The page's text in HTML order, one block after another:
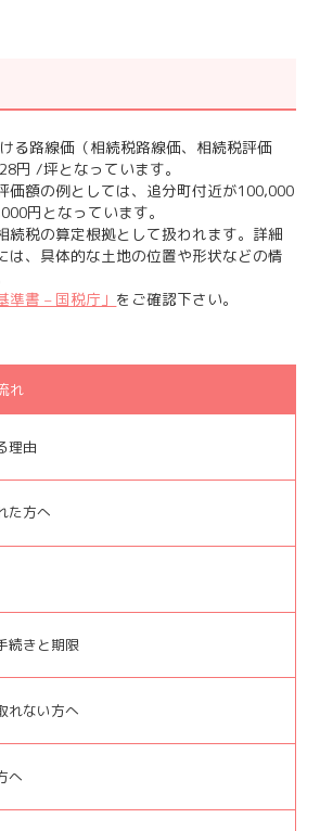
る路線価（相続税路線価、相続税評価
円 /坪となっています。
価額の例としては、追分町付近が100,000
円となっています。
続税の算定根拠として扱われます。詳細
は、具体的な土地の位置や形状などの情
準書 – 国税庁」 をご確認下さい。
れ
理由
た方へ
続きと期限
れない方へ
へ